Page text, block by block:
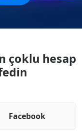
çoklu hesap
Facebook